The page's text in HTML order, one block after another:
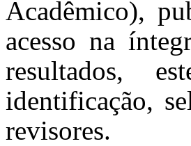
Acadêmico),
acesso na
resultados,
identificação,
revisores.